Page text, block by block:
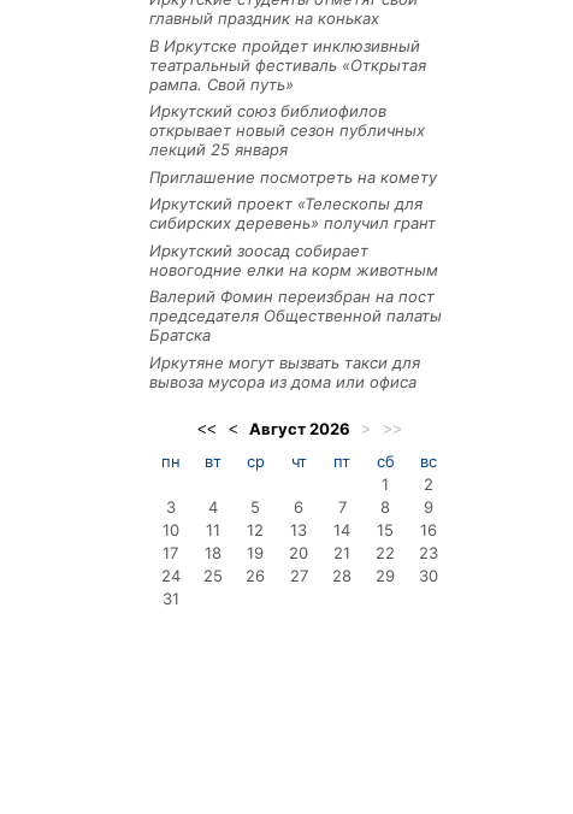
главный праздник на коньках
В Иркутске пройдет инклюзивный
театральный фестиваль «Открытая
рампа. Свой путь»
Иркутский союз библиофилов
открывает новый сезон публичных
лекций 25 января
Приглашение посмотреть на комету
Иркутский проект «Телескопы для
сибирских деревень» получил грант
Иркутский зоосад собирает
новогодние елки на корм животным
Валерий Фомин переизбран на пост
председателя Общественной палаты
Братска
Иркутяне могут вызвать такси для
вывоза мусора из дома или офиса
<< < Август2026 > >>
пн вт ср чт пт сб
вс
1
2
3
4 5 6 7 8
9
10
11 12 13 14 15
16
17
18 19 20 21 22
23
24
25 26 27 28 29
30
31